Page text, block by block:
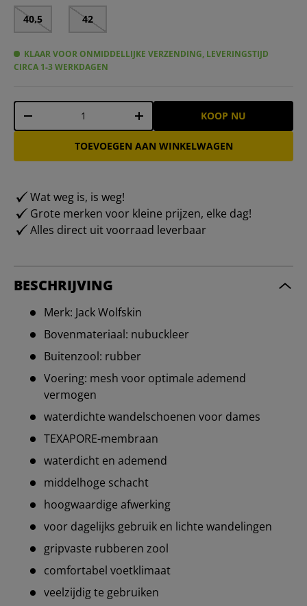
40,5 42
KLAAR VOOR ONMIDDELLIJKE VERZENDING, LEVERINGSTIJD
CIRCA 1-3 WERKDAGEN
Aantal
-
+ KOOP NU
TOEVOEGEN AAN WINKELWAGEN
Wat weg is, is weg!
Grote merken voor kleine prijzen, elke dag!
Alles direct uit voorraad leverbaar
BESCHRIJVING
Merk: Jack Wolfskin
Bovenmateriaal: nubuckleer
Buitenzool: rubber
Voering: mesh voor optimale ademend
vermogen
waterdichte wandelschoenen voor dames
TEXAPORE-membraan
waterdicht en ademend
middelhoge schacht
hoogwaardige afwerking
voor dagelijks gebruik en lichte wandelingen
gripvaste rubberen zool
comfortabel voetklimaat
veelzijdig te gebruiken